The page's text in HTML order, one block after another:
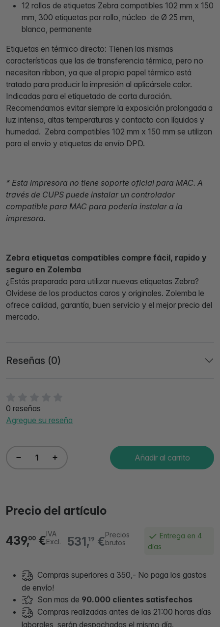
0 reseñas
Agregue su reseña
Añadir al carrito
Precio del artículo
531,19 €Precios
brutos
439,00 €IVA
Excl.
Entrega en 4
días
Compras superiores a 350,- No paga los gastos
de envío!
Son mas de 90.000 clientes satisfechos
Compras realizadas antes de las 21:00 horas días
laborales, serán despachadas el mismo día.
12 rollos de etiquetas Zebra compatibles 102 mm x 150
mm, 300 etiquetas por rollo, núcleo de Ø 25 mm,
blanco, permanente
Etiquetas en térmico directo: Tienen las mismas
características que las de transferencia térmica, pero no
necesitan ribbon, ya que el propio papel térmico está
tratado para producir la impresión al aplicársele calor.
Indicadas para el etiquetado de corta duración.
Recomendamos evitar siempre la exposición prolongada a
luz intensa, altas temperaturas y contacto con líquidos y
humedad. Zebra compatibles 102 mm x 150 mm se utilizan
para el envío y etiquetas de envío DPD.
* Esta impresora no tiene soporte oficial para MAC. A
través de CUPS puede instalar un controlador
compatible para MAC para poderla instalar a la
impresora.
Zebra etiquetas compatibles compre fácil, rapido y
seguro en Zolemba
¿Estás preparado para utilizar nuevas etiquetas Zebra?
Olvídese de los productos caros y originales. Zolemba le
ofrece calidad, garantía, buen servicio y el mejor precio del
mercado.
Reseñas (0)